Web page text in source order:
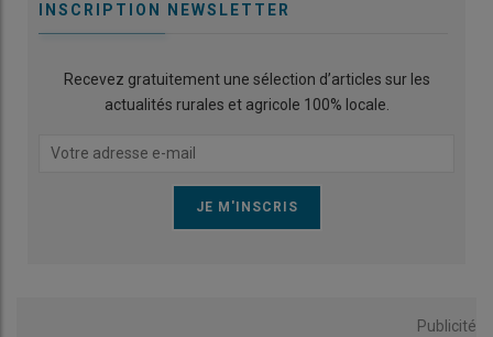
INSCRIPTION NEWSLETTER
Recevez gratuitement une sélection d’articles sur les
actualités rurales et agricole 100% locale.
Publicité